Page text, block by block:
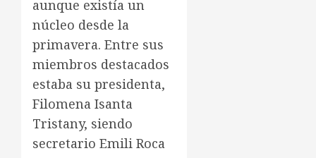
aunque existía un
núcleo desde la
primavera. Entre sus
miembros destacados
estaba su presidenta,
Filomena Isanta
Tristany, siendo
secretario Emili Roca